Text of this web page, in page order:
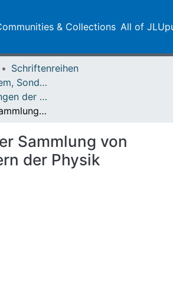
& Collections All of
Schriftenreihen
Bibliothekssystem, Sondersammlungen
Spezialsammlungen der Universitätsbibliothek Gießen
Katalog einer Sammlung von Schulbüchern der Physik
Sammlung von
der Physik